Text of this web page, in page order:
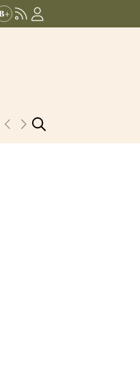
+ 0.25 (+0.09%)
PODCAST